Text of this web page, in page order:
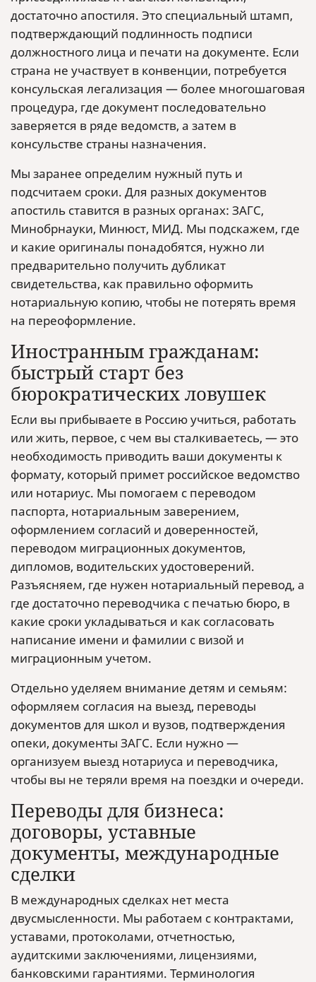
достаточно апостиля. Это специальный штамп,
подтверждающий подлинность подписи
должностного лица и печати на документе. Если
страна не участвует в конвенции, потребуется
консульская легализация — более многошаговая
процедура, где документ последовательно
заверяется в ряде ведомств, а затем в
консульстве страны назначения.
Мы заранее определим нужный путь и
подсчитаем сроки. Для разных документов
апостиль ставится в разных органах: ЗАГС,
Минобрнауки, Минюст, МИД. Мы подскажем, где
и какие оригиналы понадобятся, нужно ли
предварительно получить дубликат
свидетельства, как правильно оформить
нотариальную копию, чтобы не потерять время
на переоформление.
Иностранным гражданам:
быстрый старт без
бюрократических ловушек
Если вы прибываете в Россию учиться, работать
или жить, первое, с чем вы сталкиваетесь, — это
необходимость приводить ваши документы к
формату, который примет российское ведомство
или нотариус. Мы помогаем с переводом
паспорта, нотариальным заверением,
оформлением согласий и доверенностей,
переводом миграционных документов,
дипломов, водительских удостоверений.
Разъясняем, где нужен нотариальный перевод, а
где достаточно переводчика с печатью бюро, в
какие сроки укладываться и как согласовать
написание имени и фамилии с визой и
миграционным учетом.
Отдельно уделяем внимание детям и семьям:
оформляем согласия на выезд, переводы
документов для школ и вузов, подтверждения
опеки, документы ЗАГС. Если нужно —
организуем выезд нотариуса и переводчика,
чтобы вы не теряли время на поездки и очереди.
Переводы для бизнеса:
договоры, уставные
документы, международные
сделки
В международных сделках нет места
двусмысленности. Мы работаем с контрактами,
уставами, протоколами, отчетностью,
аудитскими заключениями, лицензиями,
банковскими гарантиями. Терминология